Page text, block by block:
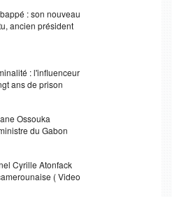
: son nouveau
ancien président
: l'influenceur
ans de prison
Ossouka
du Gabon
Cyrille Atonfack
( Video